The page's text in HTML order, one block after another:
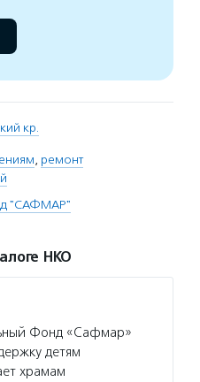
кр.
, ремонт
"САФМАР"
НКО
Фонд «Сафмар»
детям
храмам